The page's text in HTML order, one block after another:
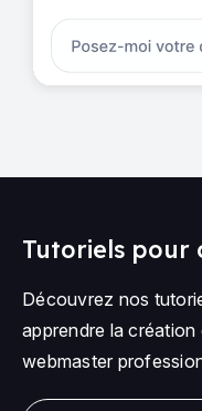
Tutoriels pour
Découvrez nos
apprendre la
webmaster